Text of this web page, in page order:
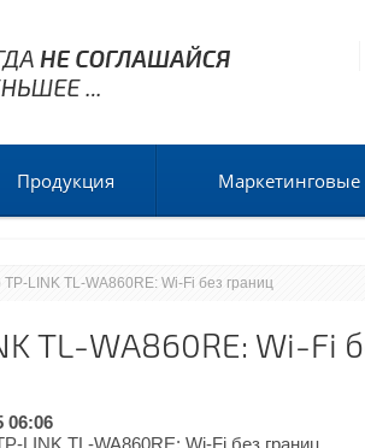
Продукция Маркетинговые
LINK TL-WA860RE: Wi-Fi без границ
TL-WA860RE: Wi-Fi
06:06